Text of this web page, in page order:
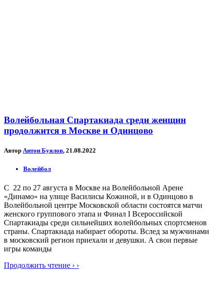
Волейбольная Спартакиада среди женщин
продолжится в Москве и Одинцово
Автор Антон Буялов, 21.08.2022
Волейбол
С 22 по 27 августа в Москве на Волейбольной Арене
«Динамо» на улице Василисы Кожиной, и в Одинцово в
Волейбольной центре Московской области состоятся матчи
женского группового этапа и Финал I Всероссийской
Спартакиады среди сильнейших волейбольных спортсменов
страны. Спартакиада набирает обороты. Вслед за мужчинами
в московский регион приехали и девушки. А свои первые
игры команды
Продолжить чтение › ›